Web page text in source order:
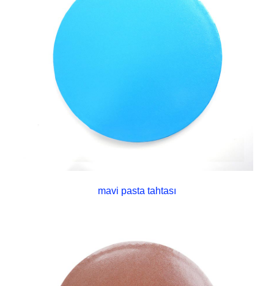
mavi pasta tahtası